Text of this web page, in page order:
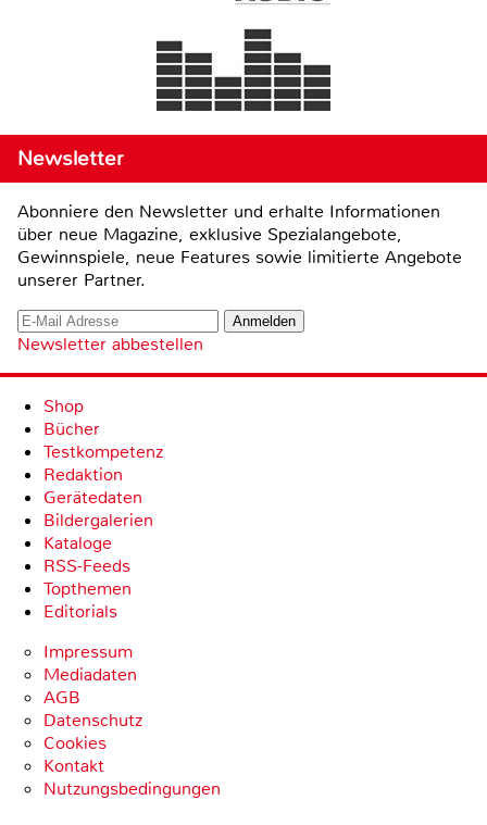
Newsletter
Abonniere den Newsletter und erhalte Informationen
über neue Magazine, exklusive Spezialangebote,
Gewinnspiele, neue Features sowie limitierte Angebote
unserer Partner.
Newsletter abbestellen
Shop
Bücher
Testkompetenz
Redaktion
Gerätedaten
Bildergalerien
Kataloge
RSS-Feeds
Topthemen
Editorials
Impressum
Mediadaten
AGB
Datenschutz
Cookies
Kontakt
Nutzungsbedingungen